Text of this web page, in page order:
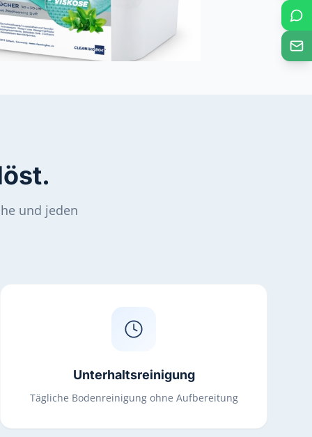
und jeden
Unterhaltsreinigung
Tägliche Bodenreinigung ohne Aufbereitung